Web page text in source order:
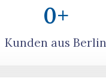
Kunden aus Berlin
0+